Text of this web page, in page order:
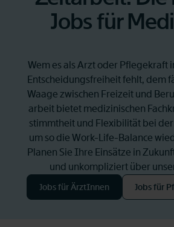
Jobs für
Wem es als Arzt oder Pfle­ge­kraft
Ent­schei­dungs­frei­heit fehlt, dem
Waa­ge zwi­schen Frei­zeit und
ar­beit bie­tet me­di­zi­ni­schen
stimmt­heit und Fle­xi­bi­li­tät bei
um so die Work-Life-Ba­lan­ce
Pla­nen Sie Ihre Ein­sät­ze in
und un­kom­pli­ziert über
Jobs für Ärz­tIn­nen
Öffnet in neuem Tab Jobs für
Öffnet in